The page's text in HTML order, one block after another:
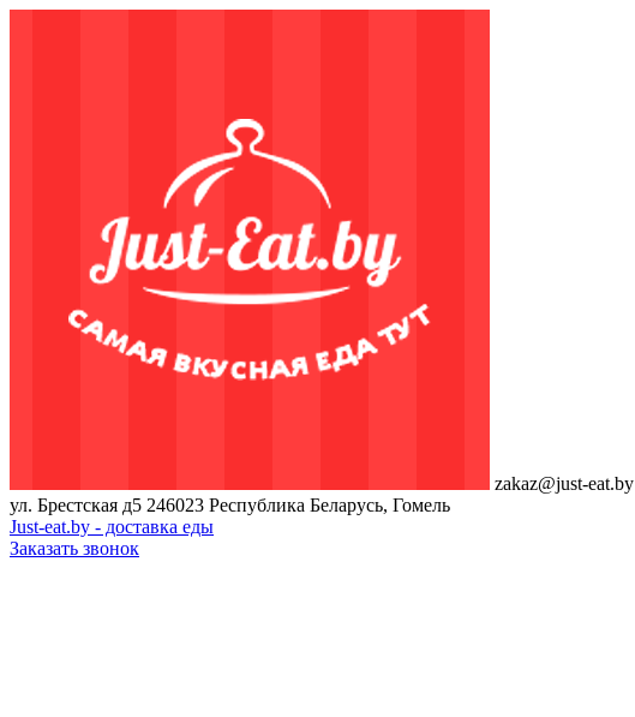
zakaz@just-eat.by
ул. Брестская д5 246023 Республика Беларусь, Гомель
Just-eat.by - доставка еды
Заказать звонок